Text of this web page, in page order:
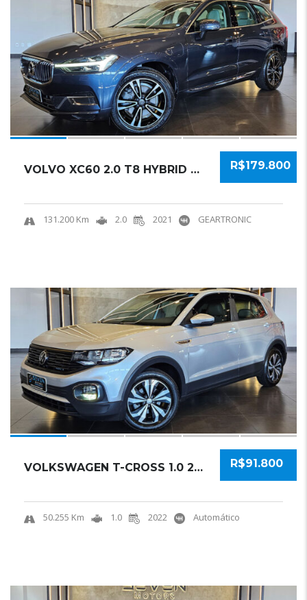
R$179.800
VOLVO XC60 2.0 T8 HYBRID MOMENTUM AWD GEARTR...
131.200 Km 2.0 2021 GEARTRONIC
R$91.800
VOLKSWAGEN T-CROSS 1.0 200 TSI TOTAL FLEX SE...
50.255 Km 1.0 2022 Automático